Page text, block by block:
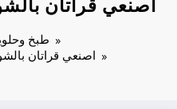
اصنعي قراتان
طبخ
اصنعي قراتان